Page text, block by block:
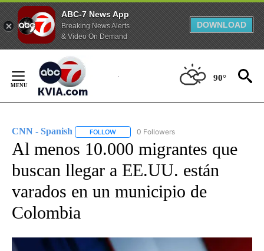
ABC-7 News App
Breaking News Alerts
& Video On Demand
DOWNLOAD
Content
90°
CNN - Spanish FOLLOW FOLLOW "CNN - SPANISH" TO RECEIVE
0 Followers
Al menos 10.000 migrantes que
buscan llegar a EE.UU. están
varados en un municipio de
Colombia